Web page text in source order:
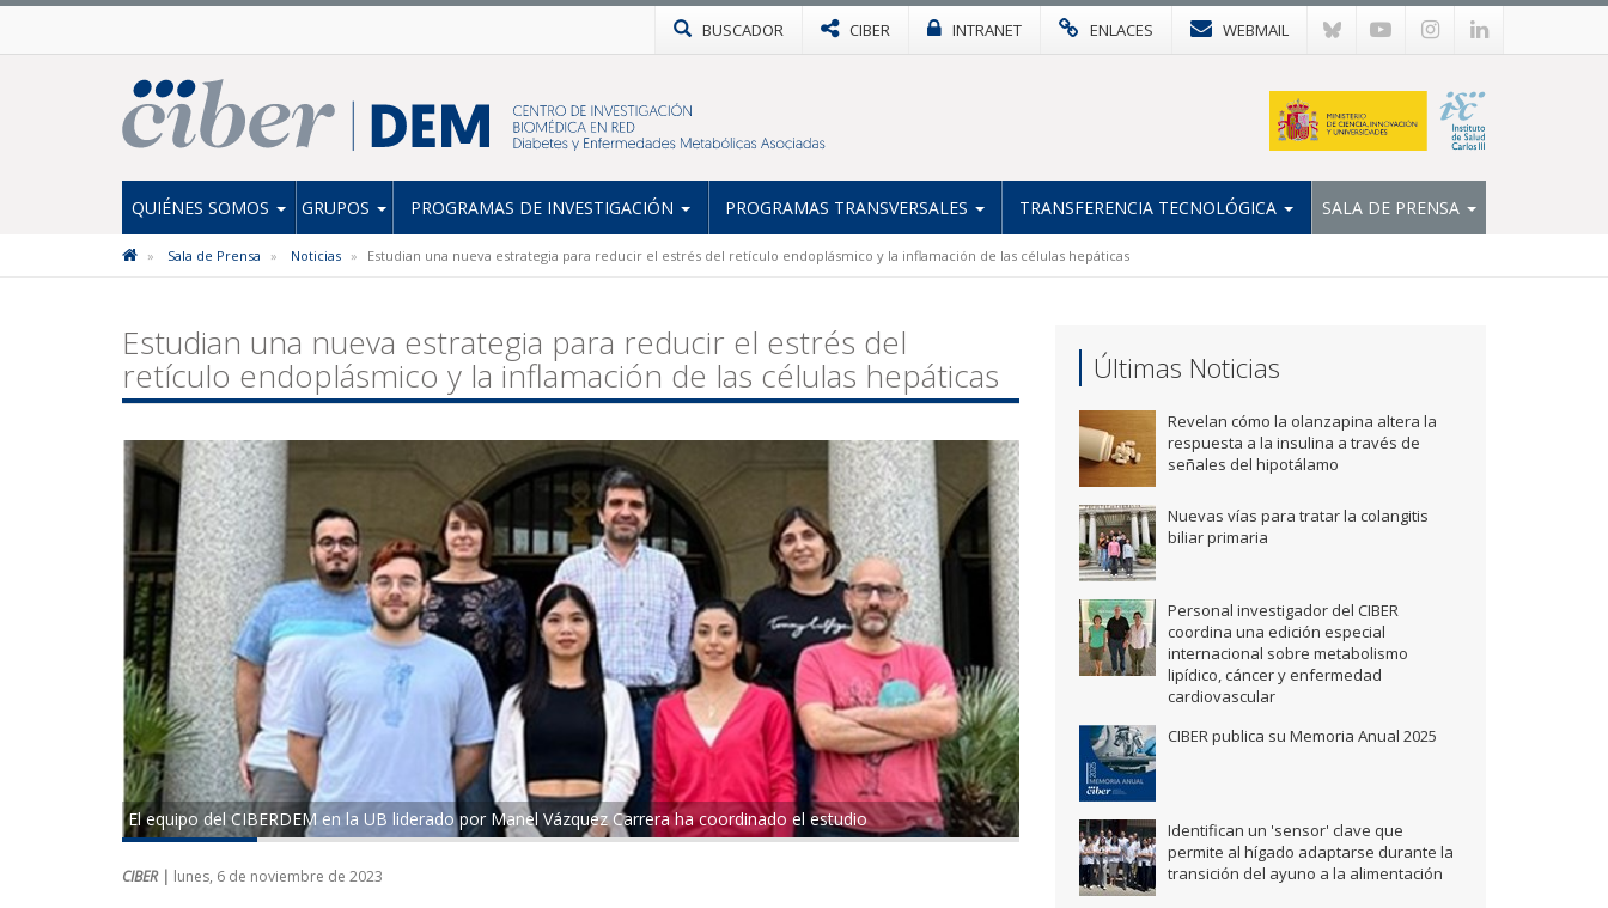
BUSCADOR CIBER INTRANET ENLACES WEBMAIL
QUIÉNES SOMOS GRUPOS PROGRAMAS DE INVESTIGACIÓN PROGRAMAS TRANSVERSALES TRANSFERENCIA TECNOLÓGICA SALA DE PRENSA
Sala de Prensa Noticias Estudian una nueva estrategia para reducir el estrés del retículo endoplásmico y la inflamación de las células hepáticas
Estudian una nueva estrategia para reducir el estrés del
retículo endoplásmico y la inflamación de las células hepáticas
El equipo del CIBERDEM en la UB liderado por Manel Vázquez Carrera ha coordinado el estudio
CIBER | lunes, 6 de noviembre de 2023
Últimas Noticias
Revelan cómo la olanzapina altera la
respuesta a la insulina a través de
señales del hipotálamo
Nuevas vías para tratar la colangitis
biliar primaria
Personal investigador del CIBER
coordina una edición especial
internacional sobre metabolismo
lipídico, cáncer y enfermedad
cardiovascular
CIBER publica su Memoria Anual 2025
Identifican un 'sensor' clave que
permite al hígado adaptarse durante la
transición del ayuno a la alimentación